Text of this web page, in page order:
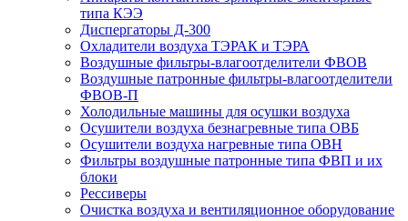
типа КЭЭ
Диспергаторы Д-300
Охладители воздуха ТЭРАК и ТЭРА
Воздушные фильтры-влагоотделители ФВОВ
Воздушные патронные фильтры-влагоотделители
ФВОВ-П
Холодильные машины для осушки воздуха
Осушители воздуха безнагревные типа ОВБ
Осушители воздуха нагревные типа ОВН
Фильтры воздушные патронные типа ФВП и их
блоки
Рессиверы
Очистка воздуха и вентиляционное оборудование